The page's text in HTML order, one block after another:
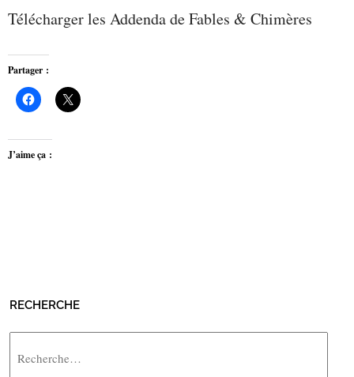
Télécharger les Addenda de Fables & Chimères
Partager :
J’aime ça :
RECHERCHE